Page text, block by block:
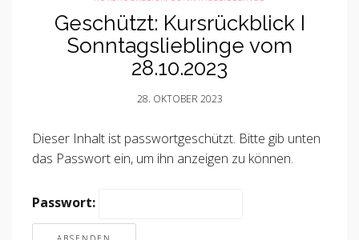
Geschützt: Kursrückblick I
Sonntagslieblinge vom
28.10.2023
28. OKTOBER 2023
Dieser Inhalt ist passwortgeschützt. Bitte gib unten
das Passwort ein, um ihn anzeigen zu können.
Passwort: